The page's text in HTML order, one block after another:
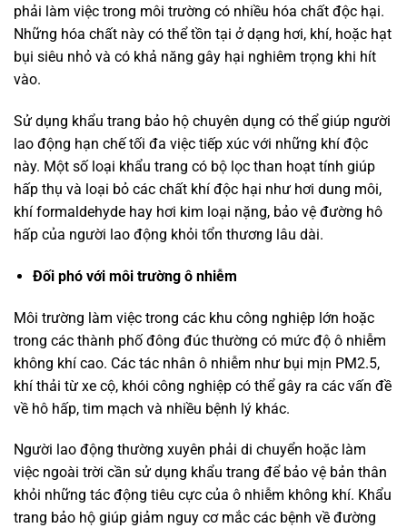
phải làm việc trong môi trường có nhiều hóa chất độc hại.
Những hóa chất này có thể tồn tại ở dạng hơi, khí, hoặc hạt
bụi siêu nhỏ và có khả năng gây hại nghiêm trọng khi hít
vào.
Sử dụng khẩu trang bảo hộ chuyên dụng có thể giúp người
lao động hạn chế tối đa việc tiếp xúc với những khí độc
này. Một số loại khẩu trang có bộ lọc than hoạt tính giúp
hấp thụ và loại bỏ các chất khí độc hại như hơi dung môi,
khí formaldehyde hay hơi kim loại nặng, bảo vệ đường hô
hấp của người lao động khỏi tổn thương lâu dài.
Đối phó với môi trường ô nhiễm
Môi trường làm việc trong các khu công nghiệp lớn hoặc
trong các thành phố đông đúc thường có mức độ ô nhiễm
không khí cao. Các tác nhân ô nhiễm như bụi mịn PM2.5,
khí thải từ xe cộ, khói công nghiệp có thể gây ra các vấn đề
về hô hấp, tim mạch và nhiều bệnh lý khác.
Người lao động thường xuyên phải di chuyển hoặc làm
việc ngoài trời cần sử dụng khẩu trang để bảo vệ bản thân
khỏi những tác động tiêu cực của ô nhiễm không khí. Khẩu
trang bảo hộ giúp giảm nguy cơ mắc các bệnh về đường